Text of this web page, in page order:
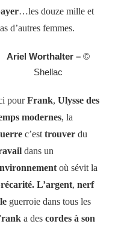
…les douze mille et
d’autres femmes.
Ariel Worthalter – ©
Shellac
pourFrank, Ulysse des
modernes, la
c’est trouver du
dans un
où sévit la
L’argent, nerf
guerroie dans tous les
a des cordes à son